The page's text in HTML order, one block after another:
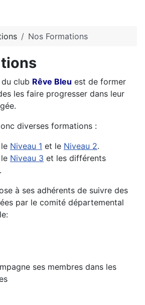
Nos Formations
club Rêve Bleu est de former
les faire progresser dans leur
diverses formations :
Niveau 1 et le Niveau 2.
Niveau 3 et les différents
à ses adhérents de suivre des
par le comité départemental
ses membres dans les